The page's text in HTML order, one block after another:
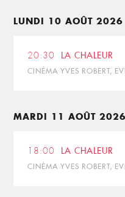
LUNDI 10 AOÛT 2026
20:30 LA CHALEUR
CINÉMA YVES ROBERT,
MARDI 11 AOÛT 2026
18:00 LA CHALEUR
CINÉMA YVES ROBERT,